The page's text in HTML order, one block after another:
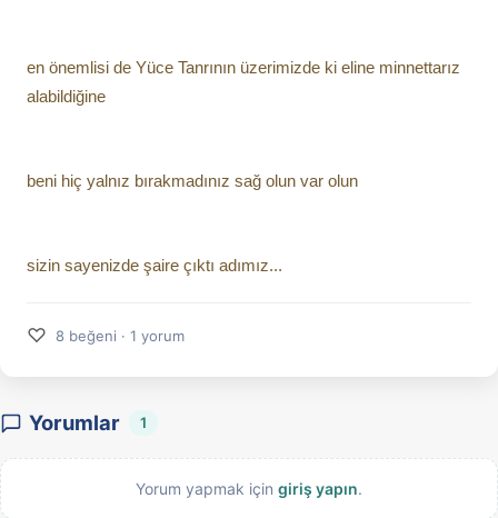
en önemlisi de Yüce Tanrının üzerimizde ki eline minnettarız
alabildiğine
beni hiç yalnız bırakmadınız sağ olun var olun
sizin sayenizde şaire çıktı adımız...
♡ 8 beğeni · 1 yorum
Yorumlar 1
Yorum yapmak için giriş yapın.